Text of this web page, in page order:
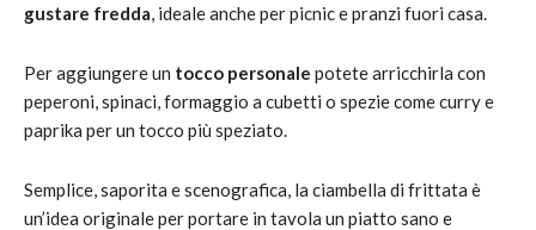
gustare fredda, ideale anche per picnic e pranzi fuori casa.
Per aggiungere un tocco personale potete arricchirla con
peperoni, spinaci, formaggio a cubetti o spezie come curry e
paprika per un tocco più speziato.
Semplice, saporita e scenografica, la ciambella di frittata è
un’idea originale per portare in tavola un piatto sano e